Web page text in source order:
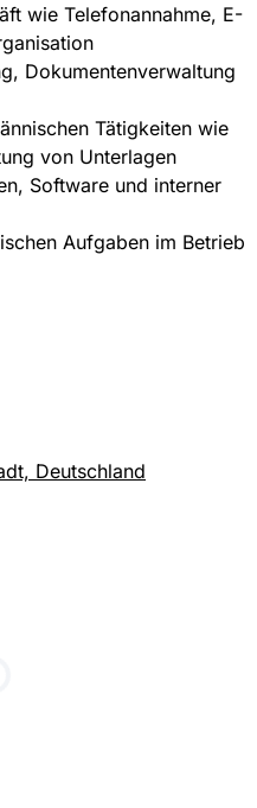
wie Telefonannahme, E-
Dokumentenverwaltung
Tätigkeiten wie
von Unterlagen
Software und interner
Aufgaben im Betrieb
Deutschland